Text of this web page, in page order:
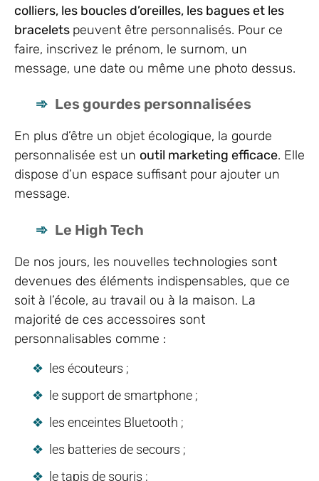
colliers, les boucles d’oreilles, les bagues et les
bracelets peuvent être personnalisés. Pour ce
faire, inscrivez le prénom, le surnom, un
message, une date ou même une photo dessus.
Les gourdes personnalisées
En plus d’être un objet écologique, la gourde
personnalisée est un outil marketing efficace. Elle
dispose d’un espace suffisant pour ajouter un
message.
Le High Tech
De nos jours, les nouvelles technologies sont
devenues des éléments indispensables, que ce
soit à l’école, au travail ou à la maison. La
majorité de ces accessoires sont
personnalisables comme :
les écouteurs ;
le support de smartphone ;
les enceintes Bluetooth ;
les batteries de secours ;
le tapis de souris ;